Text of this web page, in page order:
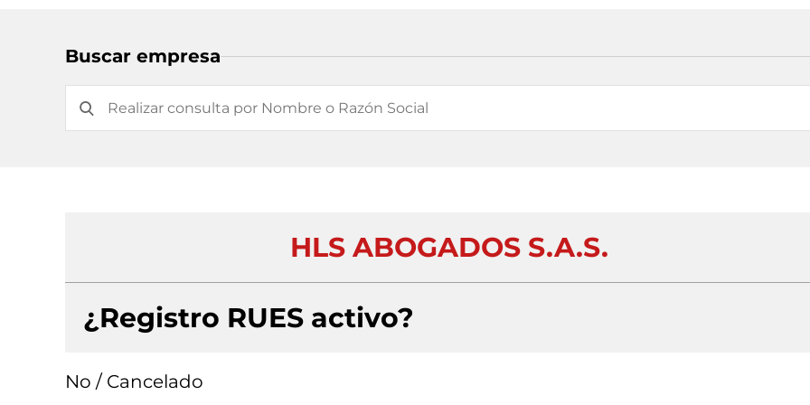
Buscar empresa
HLS ABOGADOS S.A.S.
¿Registro RUES activo?
No / Cancelado